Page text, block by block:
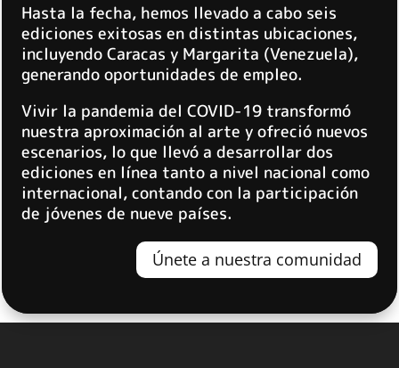
Hasta la fecha, hemos llevado a cabo seis
ediciones exitosas en distintas ubicaciones,
incluyendo Caracas y Margarita (Venezuela),
generando oportunidades de empleo.
Vivir la pandemia del COVID-19 transformó
nuestra aproximación al arte y ofreció nuevos
escenarios, lo que llevó a desarrollar dos
ediciones en línea tanto a nivel nacional como
internacional, contando con la participación
de jóvenes de nueve países.
Únete a nuestra comunidad